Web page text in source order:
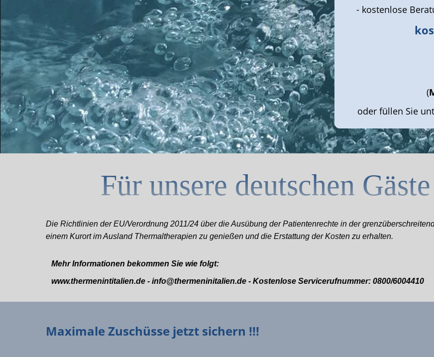
- kostenlose
(
oder füllen Sie
Für unsere deutschen
Die Richtlinien der EU/Verordnung 2011/24 über die Ausübung der Patientenrechte in der
einem Kurort im Ausland Thermaltherapien zu genießen und die Erstattung der Kosten zu erhalten.
Mehr Informationen bekommen Sie wie folgt:
www.thermenintitalien.de - info@thermeninitalien.de - Kostenlose Servicerufnummer: 0800/6004410
Maximale Zuschüsse jetzt sichern !!!